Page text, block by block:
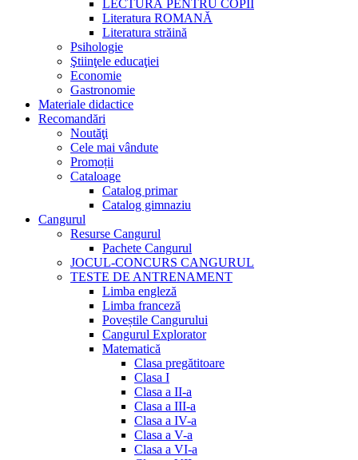
LECTURĂ PENTRU COPII
Literatura ROMANĂ
Literatura străină
Psihologie
Ştiinţele educaţiei
Economie
Gastronomie
Materiale didactice
Recomandări
Noutăţi
Cele mai vândute
Promoții
Cataloage
Catalog primar
Catalog gimnaziu
Cangurul
Resurse Cangurul
Pachete Cangurul
JOCUL-CONCURS CANGURUL
TESTE DE ANTRENAMENT
Limba engleză
Limba franceză
Poveștile Cangurului
Cangurul Explorator
Matematică
Clasa pregătitoare
Clasa I
Clasa a II-a
Clasa a III-a
Clasa a IV-a
Clasa a V-a
Clasa a VI-a